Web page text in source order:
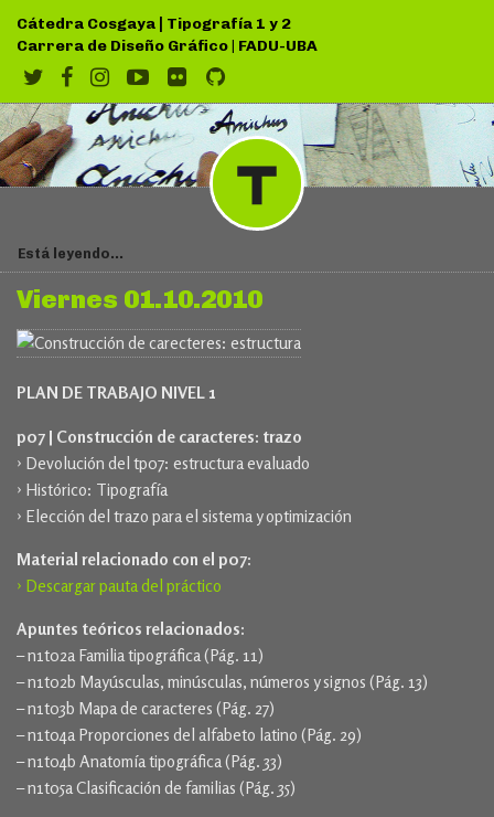
Cátedra Cosgaya | Tipografía 1 y 2
Carrera de Diseño Gráfico| FADU-UBA
Está leyendo...
Viernes 01.10.2010
PLAN DE TRABAJO NIVEL 1
p07 | Construcción de caracteres: trazo
› Devolución del tp07: estructura evaluado
› Histórico: Tipografía
› Elección del trazo para el sistema y optimización
Material relacionado con el p07:
› Descargar pauta del práctico
Apuntes teóricos relacionados:
– n1t02a Familia tipográfica (Pág. 11)
– n1t02b Mayúsculas, minúsculas, números y signos (Pág. 13)
– n1t03b Mapa de caracteres (Pág. 27)
– n1t04a Proporciones del alfabeto latino (Pág. 29)
– n1t04b Anatomía tipográfica (Pág. 33)
– n1t05a Clasificación de familias (Pág. 35)